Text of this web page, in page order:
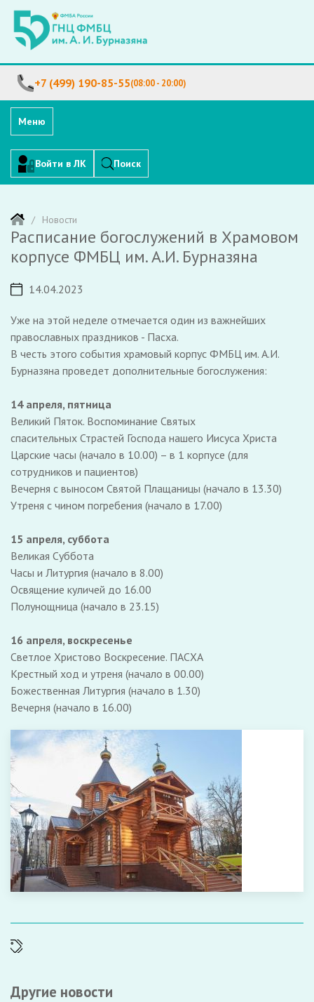
+7 (499) 190-85-55(08:00 - 20:00)
Меню
Войти в ЛК Поиск
Новости
Расписание богослужений в Храмовом
корпусе ФМБЦ им. А.И. Бурназяна
14.04.2023
Уже на этой неделе отмечается один из важнейших
православных праздников - Пасха.
В честь этого события храмовый корпус ФМБЦ им. А.И.
Бурназяна проведет дополнительные богослужения:
14 апреля, пятница
Великий Пяток. Воспоминание Святых
спасительных Страстей Господа нашего Иисуса Христа
Царские часы (начало в 10.00) – в 1 корпусе (для
сотрудников и пациентов)
Вечерня с выносом Святой Плащаницы (начало в 13.30)
Утреня с чином погребения (начало в 17.00)
15 апреля, суббота
Великая Суббота
Часы и Литургия (начало в 8.00)
Освящение куличей до 16.00
Полунощница (начало в 23.15)
16 апреля, воскресенье
Светлое Христово Воскресение. ПАСХА
Крестный ход и утреня (начало в 00.00)
Божественная Литургия (начало в 1.30)
Вечерня (начало в 16.00)
Другие новости